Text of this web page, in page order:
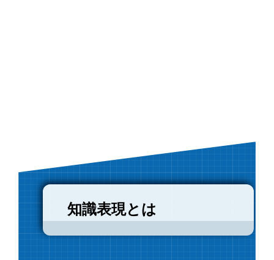
知識表現とは